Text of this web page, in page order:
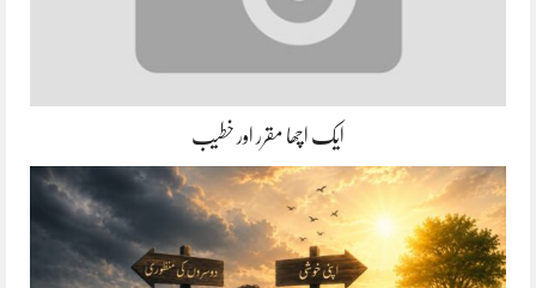
ایک اچھا مقرر اور خطیب